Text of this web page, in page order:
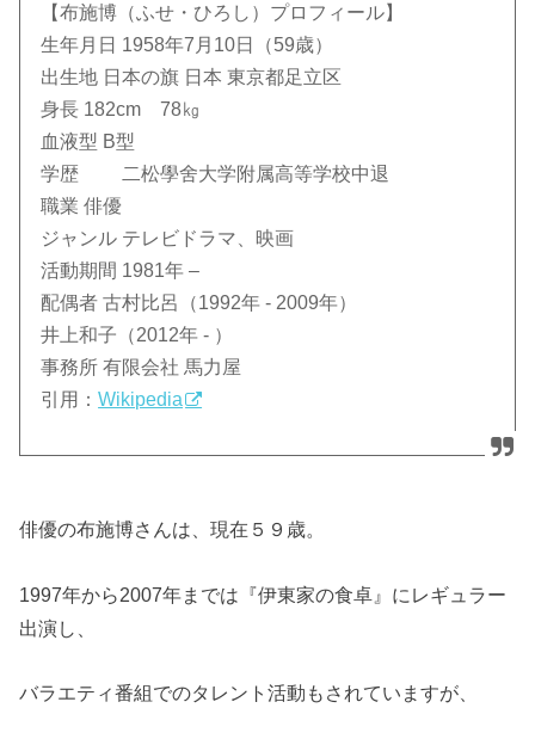
【布施博（ふせ・ひろし）プロフィール】
生年月日 1958年7月10日（59歳）
出生地 日本の旗 日本 東京都足立区
身長 182cm 78㎏
血液型 B型
学歴 二松學舍大学附属高等学校中退
職業 俳優
ジャンル テレビドラマ、映画
活動期間 1981年 –
配偶者 古村比呂（1992年 ‐ 2009年）
井上和子（2012年 ‐ ）
事務所 有限会社 馬力屋
引用：Wikipedia
俳優の布施博さんは、現在５９歳。
1997年から2007年までは『伊東家の食卓』にレギュラー
出演し、
バラエティ番組でのタレント活動もされていますが、